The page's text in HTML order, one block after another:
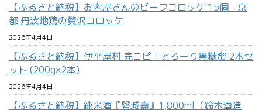
【ふるさと納税】お肉屋さんのビーフコロッケ 15個 - 京
都 丹波地鶏の贅沢コロッケ
2026年4月4日
【ふるさと納税】伊平屋村 完コピ！とろーり黒糖蜜 2本セ
ット (200g×2本)
2026年4月4日
【ふるさと納税】純米酒『磐城壽』1,800ml（鈴木酒造